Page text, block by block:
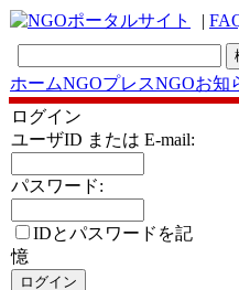
|
ホームNGOプレスNGOお知
ログイン
ユーザID または E-mail:
パスワード:
IDとパスワードを記
憶